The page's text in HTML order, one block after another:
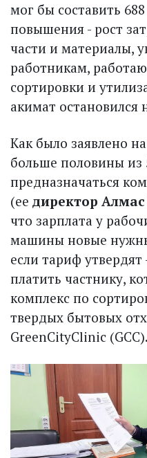
мог бы составить
повышения - рост
части и материалы,
работникам,
сортировки и
акимат остановился
Как было заявлено
больше половины из
предназначаться
(ее директор
что зарплата у
машины новые
если тариф
платить частнику,
комплекс по
твердых бытовых
GreenCityClinic (GCC).